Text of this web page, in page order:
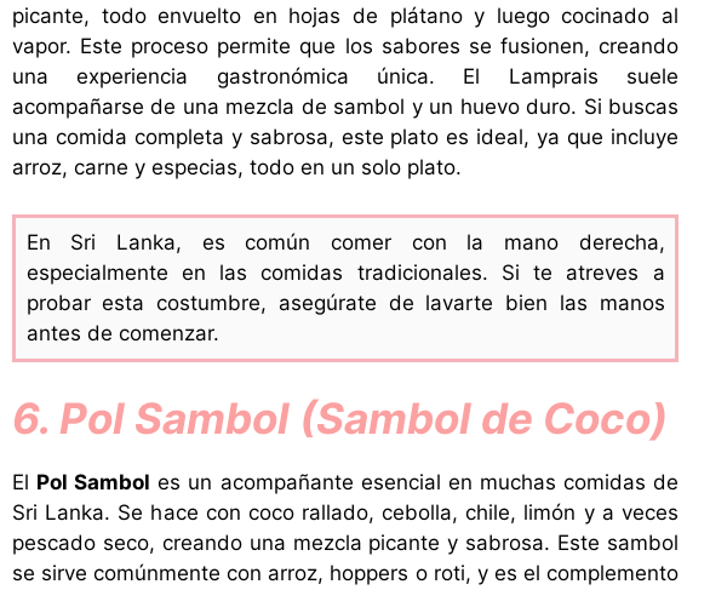
picante, todo envuelto en hojas de plátano y luego cocinado al
vapor. Este proceso permite que los sabores se fusionen, creando
una experiencia gastronómica única. El Lamprais suele
acompañarse de una mezcla de sambol y un huevo duro. Si buscas
una comida completa y sabrosa, este plato es ideal, ya que incluye
arroz, carne y especias, todo en un solo plato.
En Sri Lanka, es común comer con la mano derecha,
especialmente en las comidas tradicionales. Si te atreves a
probar esta costumbre, asegúrate de lavarte bien las manos
antes de comenzar.
6. Pol Sambol (Sambol de Coco)
El Pol Sambol es un acompañante esencial en muchas comidas de
Sri Lanka. Se hace con coco rallado, cebolla, chile, limón y a veces
pescado seco, creando una mezcla picante y sabrosa. Este sambol
se sirve comúnmente con arroz, hoppers o roti, y es el complemento